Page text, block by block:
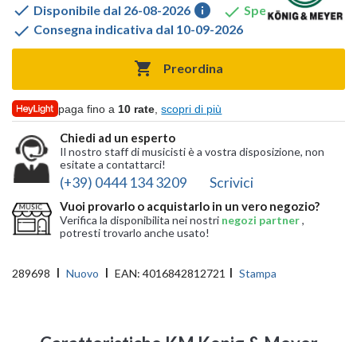
 Disponibile dal 26-08-2026 info  Spedito gratis
 Consegna indicativa dal 10-09-2026
 Preordina
paga fino a 10 rate ,scopri di più
Chiedi ad un esperto
Il nostro staff di musicisti è a vostra disposizione, non
esitate a contattarci!
(+39) 0444 134 3209 Scrivici
Vuoi provarlo o acquistarlo in un vero negozio?
Verifica la disponibilita nei nostri negozi partner,
potresti trovarlo anche usato!
289698 Nuovo EAN: 4016842812721 Stampa